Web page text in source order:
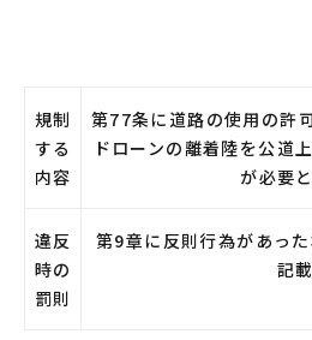
規制
する
内容
第77条に道路の使用の許
ドローンの離着陸を公道
が必要
違反
時の
罰則
第9章に反則行為があっ
記載